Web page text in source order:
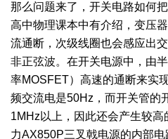
那么问题来了，开关电路如何
高中物理课本中有介绍，变压
流通断，次级线圈也会感应出
非正弦波。在开关电源中，由
率MOSFET）高速的通断来实
频交流电是50Hz，而开关管的
1MHz以上，因此还会产生较
力AX850P三叉戟电源的内部